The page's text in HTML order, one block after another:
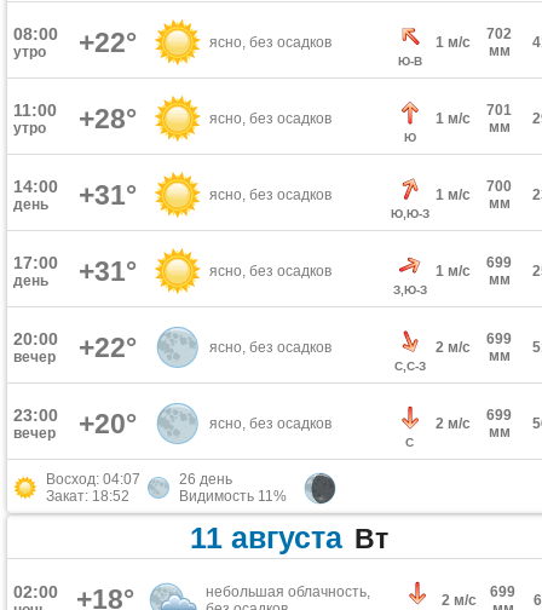
08:00
утро +22° ясно, без осадков
Ю-В
1 м/с
702
мм
11:00
утро +28° ясно, без осадков
Ю
1 м/с
701
мм
14:00
день +31° ясно, без осадков
Ю,Ю-З
1 м/с
700
мм
17:00
день +31° ясно, без осадков
З,Ю-З
1 м/с
699
мм
20:00
вечер +22° ясно, без осадков
С,С-З
2 м/с
699
мм
23:00
вечер +20° ясно, без осадков
С
2 м/с
699
мм
Восход: 04:07
Закат: 18:52
26 день
Видимость 11%
11 августа Вт
02:00 +18°
небольшая облачность,
2 м/с
699